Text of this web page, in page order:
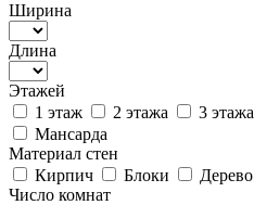
Ширина
Длина
Этажей
1 этаж
2 этажа
3 этажа
Мансарда
Материал стен
Кирпич
Блоки Дерево
Число комнат